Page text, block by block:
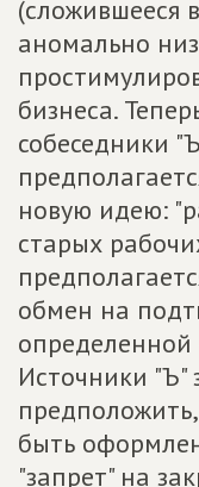
(сложившееся
аномально
бизнеса.
собеседники
новую идею:
старых
обмен на
Источники "Ъ"
быть
"запрет" на